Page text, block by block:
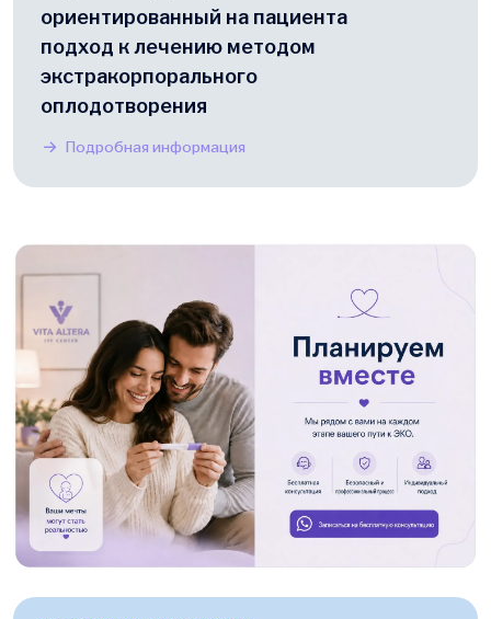
ориентированный на пациента
подход к лечению методом
экстракорпорального
оплодотворения
Подробная информация